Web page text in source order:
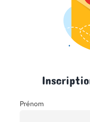
Prénom